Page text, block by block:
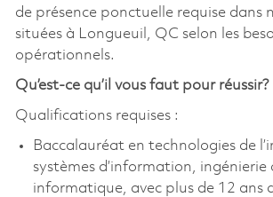
de présence ponctuelle requise dans
situées à Longueuil, QC selon les
opérationnels.
Qu’est-ce qu’il vous faut pour réussir?
Qualifications requises :
Baccalauréat en technologies de
systèmes d’information, ingénierie
informatique, avec plus de 12 ans